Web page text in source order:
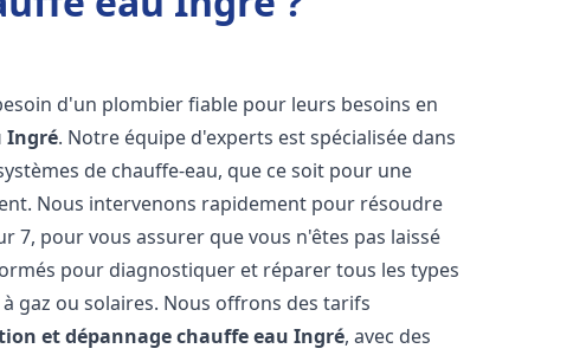
d'un plombier fiable pour leurs besoins en
Ingré. Notre équipe d'experts est spécialisée dans
de chauffe-eau, que ce soit pour une
Nous intervenons rapidement pour résoudre
7, pour vous assurer que vous n'êtes pas laissé
pour diagnostiquer et réparer tous les types
gaz ou solaires. Nous offrons des tarifs
et dépannage chauffe eau Ingré, avec des